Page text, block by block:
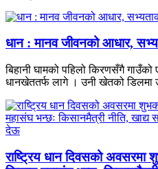
धान : मानव जीवनको आधार,
बिहानी घामको पहिलो किरणसँगै
धानखेततर्फ लागे । उनी खेतको डिलमा
राष्ट्रिय धान दिवसको अवसरमा